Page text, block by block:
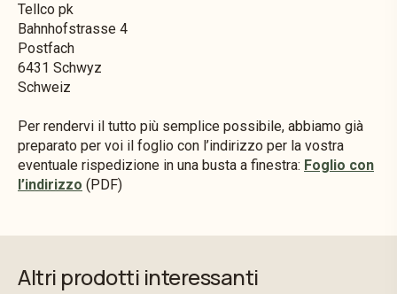
Tellco pk
Bahnhofstrasse 4
Postfach
6431 Schwyz
Schweiz
Per rendervi il tutto più semplice possibile, abbiamo già
preparato per voi il foglio con l’indirizzo per la vostra
eventuale rispedizione in una busta a finestra: Foglio con
l’indirizzo (PDF)
Altri prodotti interessanti